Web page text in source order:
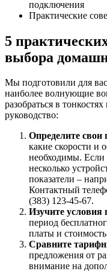
подключения
Практические
5
выбора
Мы подготовили для
наиболее волнующие
разобраться в
руководство:
Определите свои
какие скорости и
необходимы. Если
несколько
показатели –
Контактный
(383) 123-45-67.
Изучите условия
период
платы и
Сравните
предложения от
внимание на